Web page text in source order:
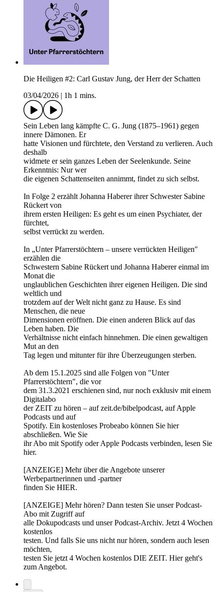
Die Heiligen #2: Carl Gustav Jung, der Herr der Schatten
03/04/2026
1h 1 mins.
Sein Leben lang kämpfte C. G. Jung (1875–1961) gegen
innere Dämonen. Er
hatte Visionen und fürchtete, den Verstand zu verlieren. Auch
deshalb
widmete er sein ganzes Leben der Seelenkunde. Seine
Erkenntnis: Nur wer
die eigenen Schattenseiten annimmt, findet zu sich selbst.
In Folge 2 erzählt Johanna Haberer ihrer Schwester Sabine
Rückert von
ihrem ersten Heiligen: Es geht es um einen Psychiater, der
fürchtet,
selbst verrückt zu werden.
In „Unter Pfarrerstöchtern – unsere verrückten Heiligen"
erzählen die
Schwestern Sabine Rückert und Johanna Haberer einmal im
Monat die
unglaublichen Geschichten ihrer eigenen Heiligen. Die sind
weltlich und
trotzdem auf der Welt nicht ganz zu Hause. Es sind
Menschen, die neue
Dimensionen eröffnen. Die einen anderen Blick auf das
Leben haben. Die
Verhältnisse nicht einfach hinnehmen. Die einen gewaltigen
Mut an den
Tag legen und mitunter für ihre Überzeugungen sterben.
Ab dem 15.1.2025 sind alle Folgen von "Unter
Pfarrerstöchtern", die vor
dem 31.3.2021 erschienen sind, nur noch exklusiv mit einem
Digitalabo
der ZEIT zu hören – auf zeit.de/bibelpodcast, auf Apple
Podcasts und auf
Spotify. Ein kostenloses Probeabo können Sie hier
abschließen. Wie Sie
ihr Abo mit Spotify oder Apple Podcasts verbinden, lesen Sie
hier.
[ANZEIGE] Mehr über die Angebote unserer
Werbepartnerinnen und -partner
finden Sie HIER.
[ANZEIGE] Mehr hören? Dann testen Sie unser Podcast-
Abo mit Zugriff auf
alle Dokupodcasts und unser Podcast-Archiv. Jetzt 4 Wochen
kostenlos
testen. Und falls Sie uns nicht nur hören, sondern auch lesen
möchten,
testen Sie jetzt 4 Wochen kostenlos DIE ZEIT. Hier geht's
zum Angebot.